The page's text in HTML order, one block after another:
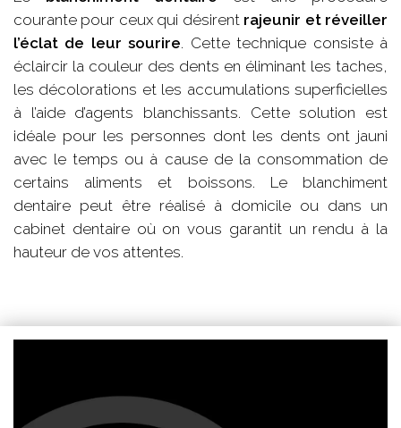
courante pour ceux qui désirent rajeunir et réveiller
l’éclat de leur sourire. Cette technique consiste à
éclaircir la couleur des dents en éliminant les taches,
les décolorations et les accumulations superficielles
à l’aide d’agents blanchissants. Cette solution est
idéale pour les personnes dont les dents ont jauni
avec le temps ou à cause de la consommation de
certains aliments et boissons. Le blanchiment
dentaire peut être réalisé à domicile ou dans un
cabinet dentaire où on vous garantit un rendu à la
hauteur de vos attentes.